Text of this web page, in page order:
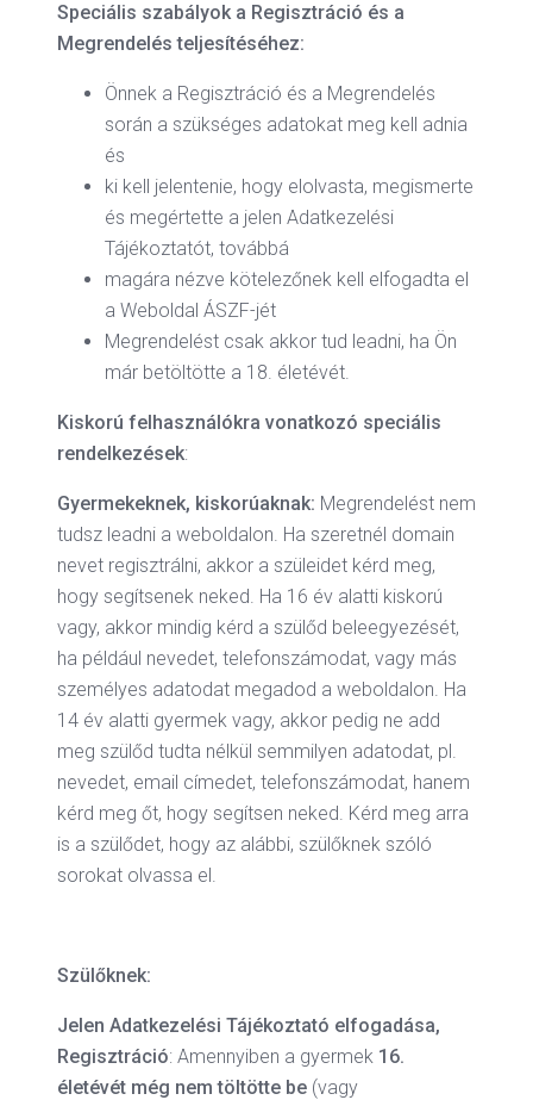
Speciális szabályok a Regisztráció és a
Megrendelés teljesítéséhez:
Önnek a Regisztráció és a Megrendelés
során a szükséges adatokat meg kell adnia
és
ki kell jelentenie, hogy elolvasta, megismerte
és megértette a jelen Adatkezelési
Tájékoztatót, továbbá
magára nézve kötelezőnek kell elfogadta el
a Weboldal ÁSZF-jét
Megrendelést csak akkor tud leadni, ha Ön
már betöltötte a 18. életévét.
Kiskorú felhasználókra vonatkozó speciális
rendelkezések:
Gyermekeknek, kiskorúaknak: Megrendelést nem
tudsz leadni a weboldalon. Ha szeretnél domain
nevet regisztrálni, akkor a szüleidet kérd meg,
hogy segítsenek neked. Ha 16 év alatti kiskorú
vagy, akkor mindig kérd a szülőd beleegyezését,
ha például nevedet, telefonszámodat, vagy más
személyes adatodat megadod a weboldalon. Ha
14 év alatti gyermek vagy, akkor pedig ne add
meg szülőd tudta nélkül semmilyen adatodat, pl.
nevedet, email címedet, telefonszámodat, hanem
kérd meg őt, hogy segítsen neked. Kérd meg arra
is a szülődet, hogy az alábbi, szülőknek szóló
sorokat olvassa el.
Szülőknek:
Jelen Adatkezelési Tájékoztató elfogadása,
Regisztráció: Amennyiben a gyermek 16.
életévét még nem töltötte be (vagy